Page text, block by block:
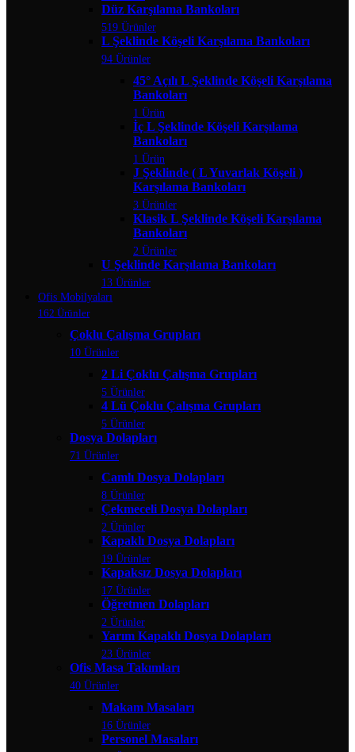
Düz Karşılama Bankoları
519 Ürünler
L Şeklinde Köşeli Karşılama Bankoları
94 Ürünler
45° Açılı L Şeklinde Köşeli Karşılama
Bankoları
1 Ürün
İç L Şeklinde Köşeli Karşılama
Bankoları
1 Ürün
J Şeklinde ( L Yuvarlak Köşeli )
Karşılama Bankoları
3 Ürünler
Klasik L Şeklinde Köşeli Karşılama
Bankoları
2 Ürünler
U Şeklinde Karşılama Bankoları
13 Ürünler
Ofis Mobilyaları
162 Ürünler
Çoklu Çalışma Grupları
10 Ürünler
2 Li Çoklu Çalışma Grupları
5 Ürünler
4 Lü Çoklu Çalışma Grupları
5 Ürünler
Dosya Dolapları
71 Ürünler
Camlı Dosya Dolapları
8 Ürünler
Çekmeceli Dosya Dolapları
2 Ürünler
Kapaklı Dosya Dolapları
19 Ürünler
Kapaksız Dosya Dolapları
17 Ürünler
Öğretmen Dolapları
2 Ürünler
Yarım Kapaklı Dosya Dolapları
23 Ürünler
Ofis Masa Takımları
40 Ürünler
Makam Masaları
16 Ürünler
Personel Masaları